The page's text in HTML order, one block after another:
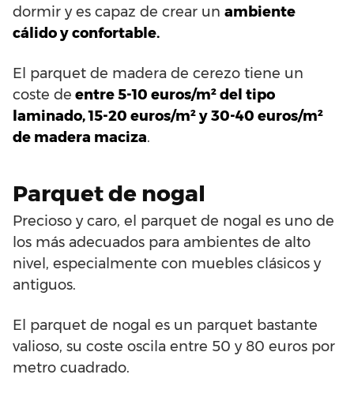
dormir y es capaz de crear un ambiente
cálido y confortable.
El parquet de madera de cerezo tiene un
coste de entre 5-10 euros/m² del tipo
laminado, 15-20 euros/m² y 30-40 euros/m²
de madera maciza.
Parquet de nogal
Precioso y caro, el parquet de nogal es uno de
los más adecuados para ambientes de alto
nivel, especialmente con muebles clásicos y
antiguos.
El parquet de nogal es un parquet bastante
valioso, su coste oscila entre 50 y 80 euros por
metro cuadrado.